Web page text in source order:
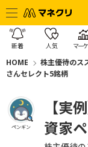
新着 人気 マー
HOME 株主優待のス
さんセレクト5銘柄
ペンギン
【実
資家